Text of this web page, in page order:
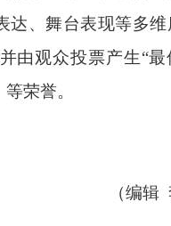
达、舞台表现等多
由观众投票产生“最
荣誉。
（编辑